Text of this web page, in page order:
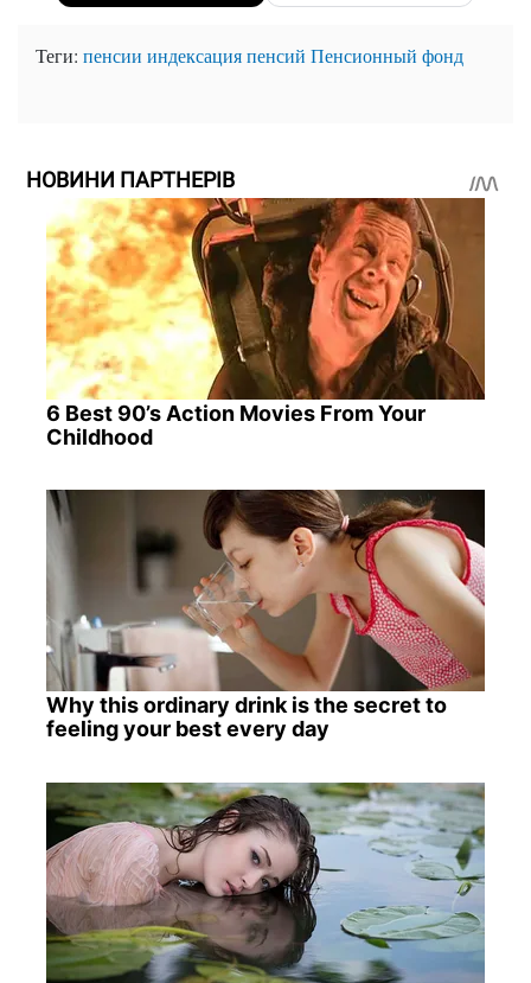
Теги: пенсии индексация пенсий Пенсионный фонд
НОВИНИ ПАРТНЕРІВ
6 Best 90’s Action Movies From Your
Childhood
Why this ordinary drink is the secret to
feeling your best every day